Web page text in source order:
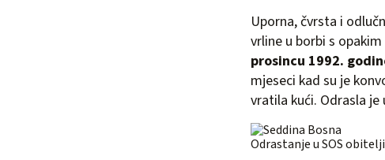
Uporna, čvrsta i
vrline u borbi s
prosincu 1992.
mjeseci kad su je
vratila kući. Odrasla je
Odrastanje u SOS